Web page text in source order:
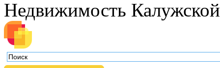
Недвижимость